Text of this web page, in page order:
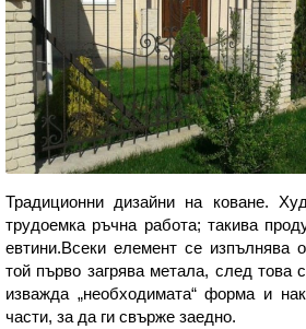
Традиционни дизайни на коване.
трудоемка ръчна работа; такива
евтини.Всеки елемент се изпълнява
той първо загрява метала, след това
изважда „необходимата“ форма и
части, за да ги свърже заедно.